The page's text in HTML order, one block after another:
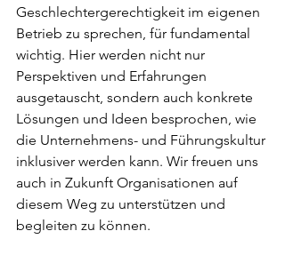
Geschlechtergerechtigkeit im eigenen
Betrieb zu sprechen, für fundamental
wichtig. Hier werden nicht nur
Perspektiven und Erfahrungen
ausgetauscht, sondern auch konkrete
Lösungen und Ideen besprochen, wie
die Unternehmens- und Führungskultur
inklusiver werden kann. Wir freuen uns
auch in Zukunft Organisationen auf
diesem Weg zu unterstützen und
begleiten zu können.